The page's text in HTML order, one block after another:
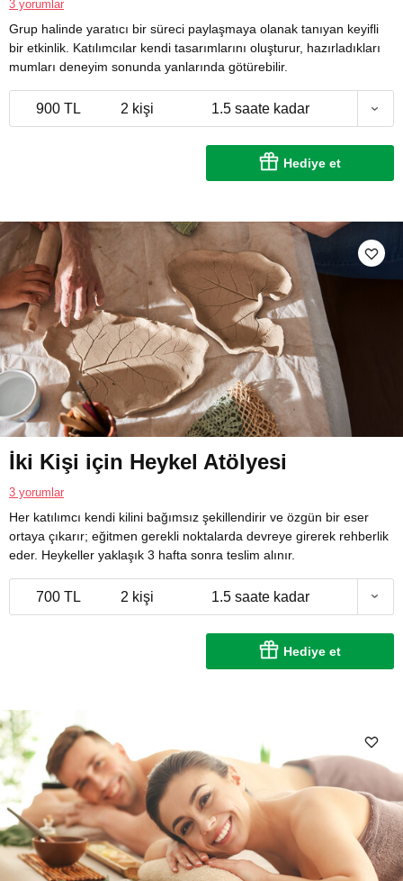
3 yorumlar
Grup halinde yaratıcı bir süreci paylaşmaya olanak tanıyan keyifli
bir etkinlik. Katılımcılar kendi tasarımlarını oluşturur, hazırladıkları
mumları deneyim sonunda yanlarında götürebilir.
900 TL 2 kişi 1.5 saate kadar
Hediye et
İki Kişi için Heykel Atölyesi
3 yorumlar
Her katılımcı kendi kilini bağımsız şekillendirir ve özgün bir eser
ortaya çıkarır; eğitmen gerekli noktalarda devreye girerek rehberlik
eder. Heykeller yaklaşık 3 hafta sonra teslim alınır.
700 TL 2 kişi 1.5 saate kadar
Hediye et